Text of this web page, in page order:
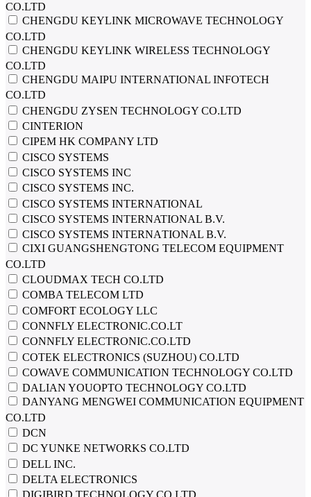
CO.LTD
CHENGDU KEYLINK MICROWAVE TECHNOLOGY
CO.LTD
CHENGDU KEYLINK WIRELESS TECHNOLOGY
CO.LTD
CHENGDU MAIPU INTERNATIONAL INFOTECH
CO.LTD
CHENGDU ZYSEN TECHNOLOGY CO.LTD
CINTERION
CIPEM HK COMPANY LTD
CISCO SYSTEMS
CISCO SYSTEMS INC
CISCO SYSTEMS INC.
CISCO SYSTEMS INTERNATIONAL
CISCO SYSTEMS INTERNATIONAL B.V.
CISCО SYSTЕMS INTЕRNАTIОNАL B.V.
CIXI GUANGSHENGTONG TELECOM EQUIPMENT
CO.LTD
CLOUDMAX TECH CO.LTD
COMBA TELECOM LTD
COMFORT ECOLOGY LLC
CONNFLY ELECTRONIC.CO.LT
CONNFLY ELECTRONIC.CO.LTD
COTEK ELECTRONICS (SUZHOU) CO.LTD
COWAVE COMMUNICATION TECHNOLOGY CO.LTD
DALIAN YOUOPTO TECHNOLOGY CO.LTD
DANYANG MENGWEI COMMUNICATION EQUIPMENT
CO.LTD
DCN
DC YUNKE NETWORKS CO.LTD
DELL INC.
DELTA ELECTRONICS